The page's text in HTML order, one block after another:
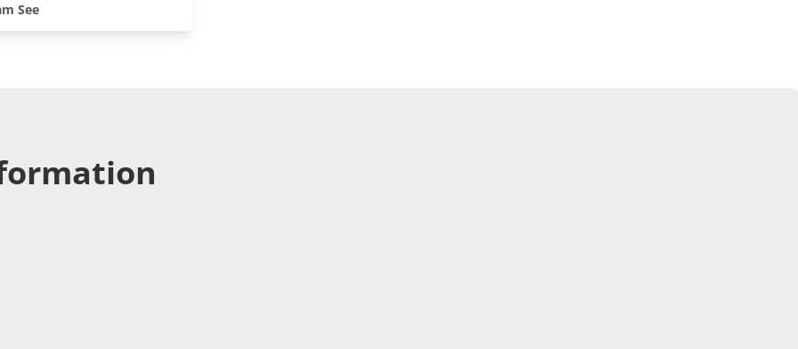
See